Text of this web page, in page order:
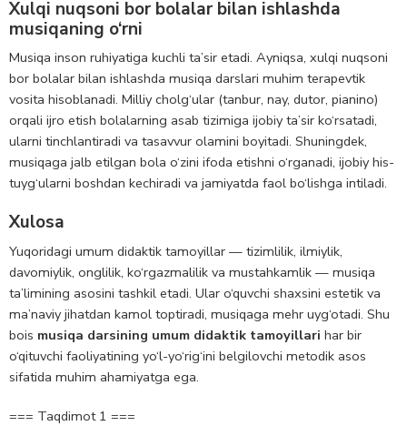
Xulqi nuqsoni bor bolalar bilan ishlashda
musiqaning o‘rni
Musiqa inson ruhiyatiga kuchli ta’sir etadi. Ayniqsa, xulqi nuqsoni
bor bolalar bilan ishlashda musiqa darslari muhim terapevtik
vosita hisoblanadi. Milliy cholg‘ular (tanbur, nay, dutor, pianino)
orqali ijro etish bolalarning asab tizimiga ijobiy ta’sir ko‘rsatadi,
ularni tinchlantiradi va tasavvur olamini boyitadi. Shuningdek,
musiqaga jalb etilgan bola o‘zini ifoda etishni o‘rganadi, ijobiy his-
tuyg‘ularni boshdan kechiradi va jamiyatda faol bo‘lishga intiladi.
Xulosa
Yuqoridagi umum didaktik tamoyillar — tizimlilik, ilmiylik,
davomiylik, onglilik, ko‘rgazmalilik va mustahkamlik — musiqa
ta’limining asosini tashkil etadi. Ular o‘quvchi shaxsini estetik va
ma’naviy jihatdan kamol toptiradi, musiqaga mehr uyg‘otadi. Shu
bois musiqa darsining umum didaktik tamoyillari har bir
o‘qituvchi faoliyatining yo‘l-yo‘rig‘ini belgilovchi metodik asos
sifatida muhim ahamiyatga ega.
=== Taqdimot 1 ===